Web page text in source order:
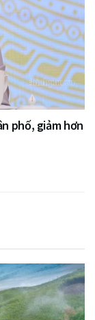
phố, giảm hơn